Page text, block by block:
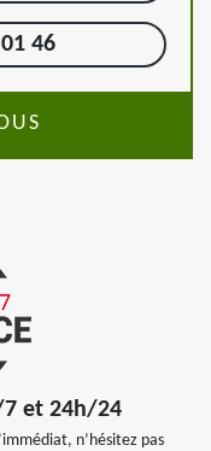
46
7 et 24h/24
n’hésitez pas